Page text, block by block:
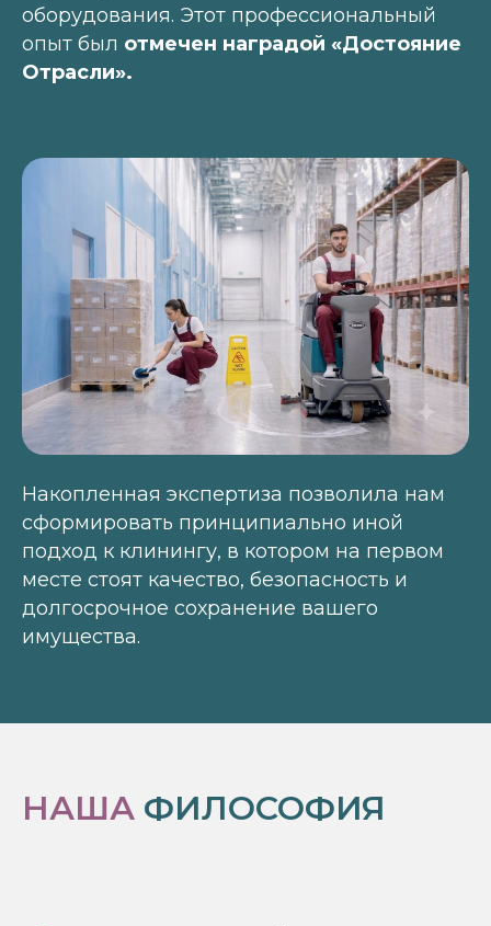
оборудования. Этот профессиональный
опыт был отмечен наградой «Достояние
Отрасли».
Накопленная экспертиза позволила нам
сформировать принципиально иной
подход к клинингу, в котором на первом
месте стоят качество, безопасность и
долгосрочное сохранение вашего
имущества.
НАША ФИЛОСОФИЯ